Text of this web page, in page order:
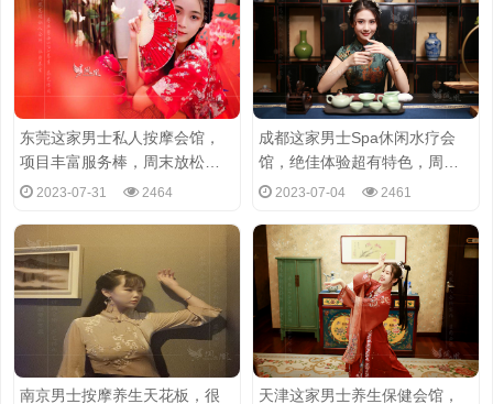
东莞这家男士私人按摩会馆，
项目丰富服务棒，周末放松好
去处2023-07-31 2464
成都这家男士Spa休闲水疗会
馆，绝佳体验超有特色，周末
放松好去处
2023-07-04 2461
南京男士按摩养生天花板，很 天津这家男士养生保健会馆，